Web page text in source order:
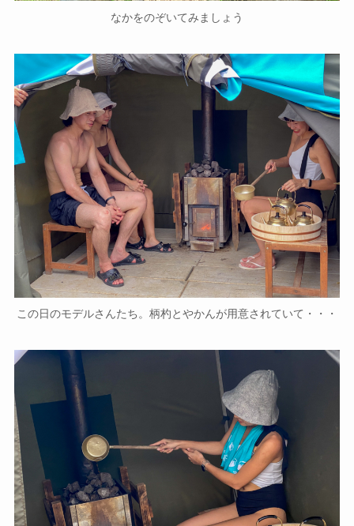
なかをのぞいてみましょう
この日のモデルさんたち。柄杓とやかんが用意されていて・・・